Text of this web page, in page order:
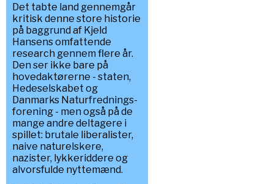
Det tabte land gennemgår
kritisk denne store historie
på baggrund af Kjeld
Hansens omfattende
research gennem flere år.
Den ser ikke bare på
hovedaktørerne - staten,
Hedeselskabet og
Danmarks Naturfrednings-
forening - men også på de
mange andre deltagere i
spillet: brutale liberalister,
naive naturelskere,
nazister, lykkeriddere og
alvorsfulde nyttemænd.